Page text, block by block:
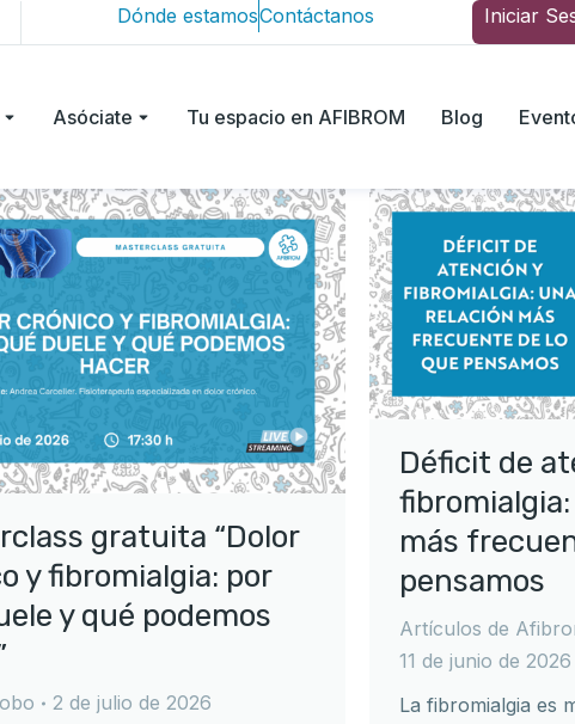
Dónde estamosContáctanos Iniciar
Asóciate Tu espacio en AFIBROM Blog
gratuita “Dolor
y fibromialgia: por
y qué podemos
2 de julio de 2026
Déficit de
más
pensamos
Artículos de
11 de junio de 2026
La fibromialgia es